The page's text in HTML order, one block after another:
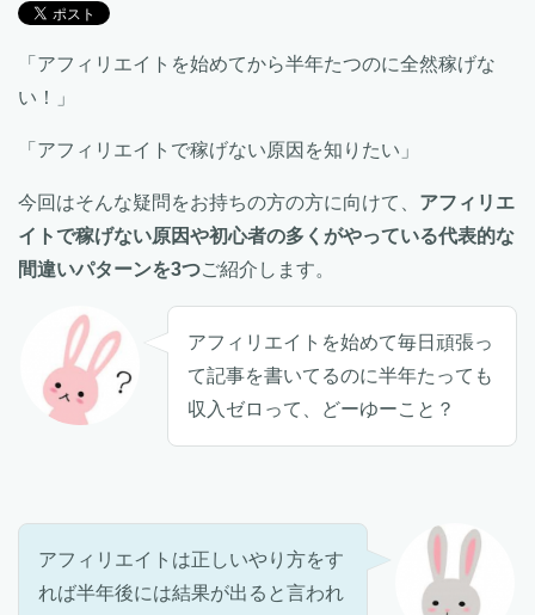
「アフィリエイトを始めてから半年たつのに全然稼げな
い！」
「アフィリエイトで稼げない原因を知りたい」
今回はそんな疑問をお持ちの方の方に向けて、 アフィリエ
イトで稼げない原因や初心者の多くがやっている代表的な
間違いパターンを3つご紹介します。
アフィリエイトを始めて毎日頑張っ
て記事を書いてるのに半年たっても
収入ゼロって、どーゆーこと？
アフィリエイトは正しいやり方をす
れば半年後には結果が出ると言われ